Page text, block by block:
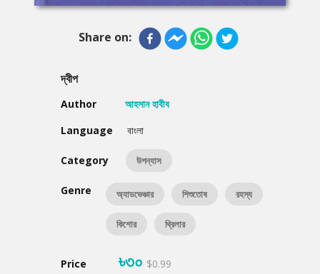
Share on:
দ্বীপ
Author
আহসান হাবীব
Language
বাংলা
Category উপন্যাস
Genre অ্যাডভেঞ্চার শিশুতোষ রহস্য
কিশোর থ্রিলার
Price ৳৩০ $0.99